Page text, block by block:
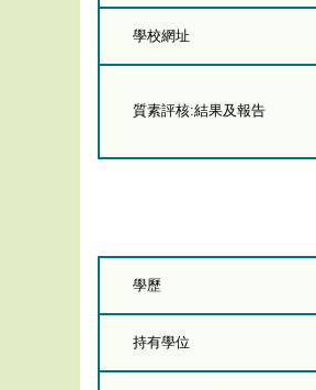
學校網址
質素評核:結果及報告
學歷
持有學位